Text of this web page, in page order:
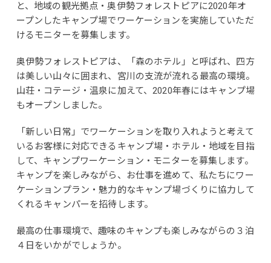
と、地域の観光拠点・奥伊勢フォレストピアに2020年オ
ープンしたキャンプ場でワーケーションを実施していただ
けるモニターを募集します。
奥伊勢フォレストピアは、「森のホテル」と呼ばれ、四方
は美しい山々に囲まれ、宮川の支流が流れる最高の環境。
山荘・コテージ・温泉に加えて、2020年春にはキャンプ場
もオープンしました。
「新しい日常」でワーケーションを取り入れようと考えて
いるお客様に対応できるキャンプ場・ホテル・地域を目指
して、キャンプワーケーション・モニターを募集します。
キャンプを楽しみながら、お仕事を進めて、私たちにワー
ケーションプラン・魅力的なキャンプ場づくりに協力して
くれるキャンパーを招待します。
最高の仕事環境で、趣味のキャンプも楽しみながらの３泊
４日をいかがでしょうか。